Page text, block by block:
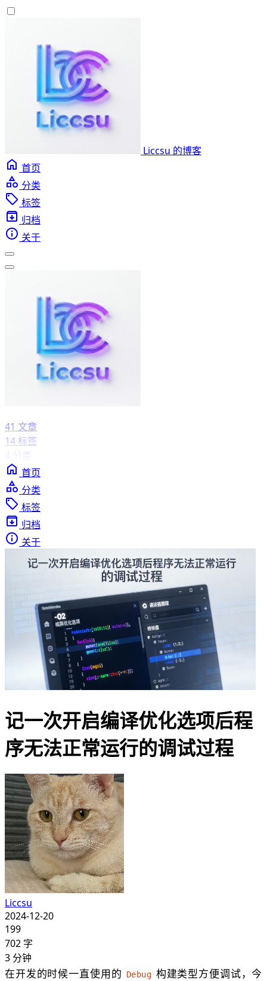
Liccsu 的博客
首页
分类
标签
归档
关于
41 文章
14 标签
4 分类
首页
分类
标签
归档
关于
记一次开启编译优化选项后程
序无法正常运行的调试过程
Liccsu
2024-12-20
199
702 字
3 分钟
在开发的时候一直使用的 Debug 构建类型方便调试，今